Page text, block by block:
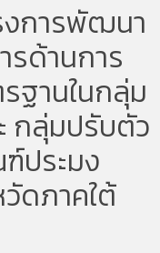
งการพัฒนา
ด้านการ
ฐานในกลุ่ม
กลุ่มปรับตัว
ประมง
ดภาคใต้